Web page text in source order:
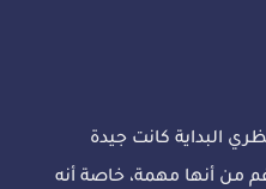
البداية كانت جيدة
من أنها مهمة، خاصة أنه